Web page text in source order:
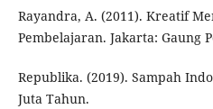
Rayandra, A. (2011). Kreatif
Pembelajaran. Jakarta: Gaung
Republika. (2019). Sampah
Juta Tahun.